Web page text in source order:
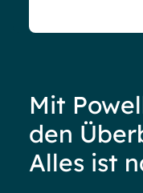
Mit
den
Alles ist